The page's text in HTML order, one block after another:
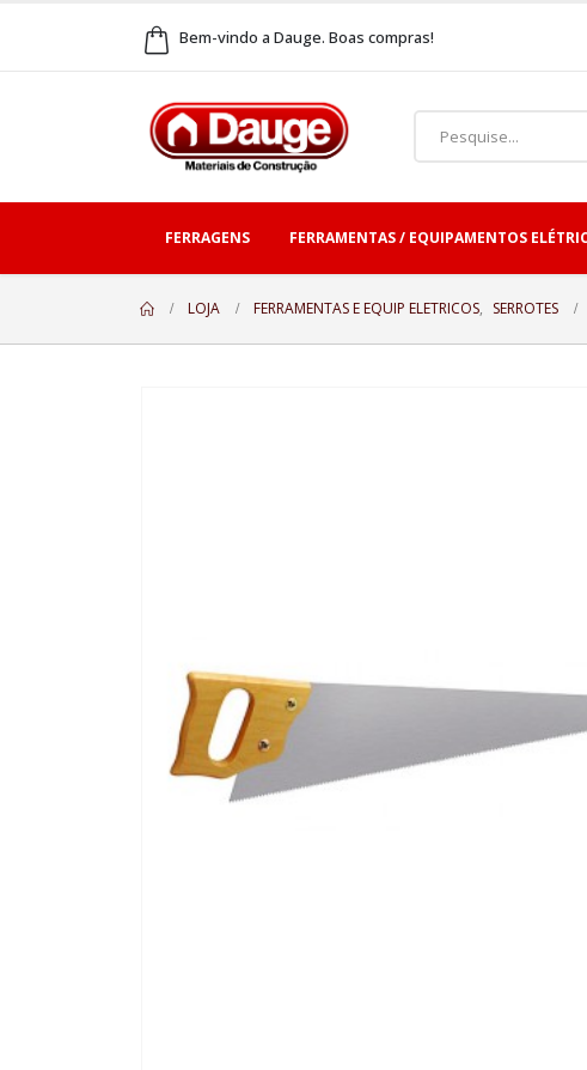
Bem-vindo a Dauge. Boas compras!
FERRAGENS FERRAMENTAS / EQUIPAMENTOS
LOJA FERRAMENTAS E EQUIP ELETRICOS, SERROTES